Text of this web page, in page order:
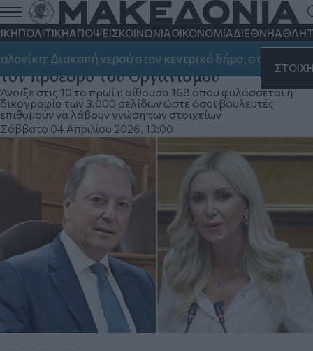
ΠΟΛΙΤΙΚΗΑΠΟΨΕΙΣΚΟΙΝΩΝΙΑΟΙΚΟΝΟΜΙΑΔΙΕΘΝΗ
νερού στον κεντρικό δήμο, στην Καλαμαριά
ΟΠΕΚΕΠΕ: Η δικογραφία για Λιβανό
και Αραμπατζή στη διάθεση των
βουλευτών - Οι διάλογοι Παπακώστα με
τον πρόεδρο του Οργανισμού
Άνοιξε στις 10 το πρωί η αίθουσα 168 όπου φυλάσσεται η
δικογραφία των 3.000 σελίδων ώστε όσοι βουλευτές
επιθυμούν να λάβουν γνώση των στοιχείων
Σάββατο 04 Απριλίου 2026, 13:00